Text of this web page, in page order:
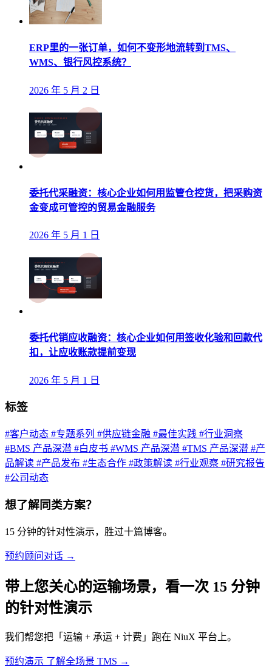
ERP里的一张订单，如何不变形地流转到TMS、
WMS、银行风控系统？
2026 年 5 月 2 日
委托代采融资：核心企业如何用监管仓控货，把采购资
金变成可管控的贸易金融服务
2026 年 5 月 1 日
委托代销应收融资：核心企业如何用签收化验和回款代
扣，让应收账款提前变现
2026 年 5 月 1 日
标签
#客户动态 #专题系列 #供应链金融 #最佳实践 #行业洞察
#BMS 产品深潜 #白皮书 #WMS 产品深潜 #TMS 产品深潜 #产
品解读 #产品发布 #生态合作 #政策解读 #行业观察 #研究报告
#公司动态
想了解同类方案？
15 分钟的针对性演示，胜过十篇博客。
预约顾问对话 →
带上您关心的运输场景，看一次 15 分钟
的针对性演示
我们帮您把「运输 + 承运 + 计费」跑在 NiuX 平台上。
预约演示 了解全场景 TMS →